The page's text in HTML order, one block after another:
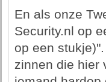
En als onze
Security.nl op
op een
zinnen die hier